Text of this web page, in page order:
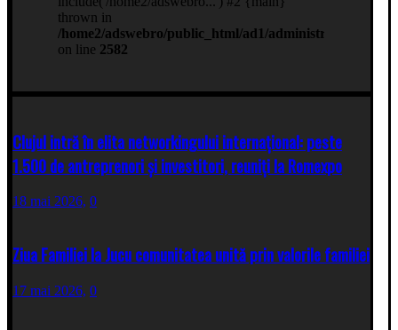
Clujul intră în elita networkingului internațional: peste
1.500 de antreprenori și investitori, reuniți la Romexpo
18 mai 2026, 0
Ziua Familiei la Jucu comunitatea unită prin valorile familiei
17 mai 2026, 0